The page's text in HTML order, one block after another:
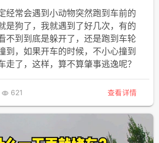
经常会遇到小动物突然跑到车前的
是狗了，我就遇到了好几次，有的
不到到底是躲开了，还是跑到车轮
到，如果开车的时候，不小心撞到
走了，这样，算不算肇事逃逸呢？
 621 查看详情